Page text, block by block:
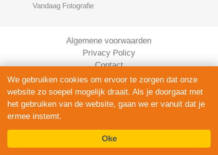
Vandaag Fotografie
Algemene voorwaarden
Privacy Policy
Contact
Bedrijven Inlog
We gebruiken cookies om ervoor te zorgen dat onze
website zo soepel mogelijk draait. Als je doorgaat met
het gebruiken van de website, gaan we er vanuit dat je
ermee instemt.
Oke